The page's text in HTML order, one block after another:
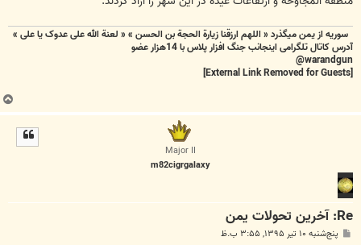
سوریه از یمن میگذرد « اللهم ارزقنا زيارة الحجة بن الحسن » « لعنة الله علی عدوک یا علی »
آدرس کاتال تلگرامی اینجانب جنگ افزار پلاس با 14هزار عضو
warandgun@
ب
ا
Major II
m82cigrgalaxy
Re: آخرین تحولات یمن
پ پنج‌شنبه ۱۰ تیر ۱۳۹۵, ۳:۵۵ ب.ظ